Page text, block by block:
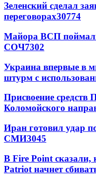
Зеленский сделал
переговорах30774
Майора ВСП
СОЧ7302
Украина впервые в
штурм с
Присвоение средств
Коломойского
Иран готовил удар
СМИ3045
В Fire Point сказали,
Patriot начнет